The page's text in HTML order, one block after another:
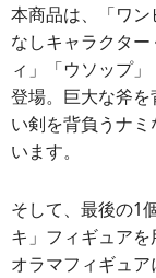
本商品は、「ワ
なしキャラクタ
ィ」「ウソップ
登場。巨大な斧
い剣を背負うナ
います。
そして、最後の1
キ」フィギュア
オラマフィギュア